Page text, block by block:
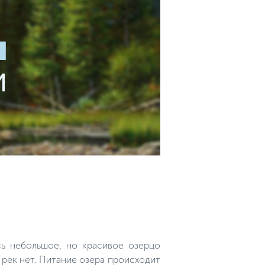
небольшое, но красивое озерцо
нет. Питание озера происходит